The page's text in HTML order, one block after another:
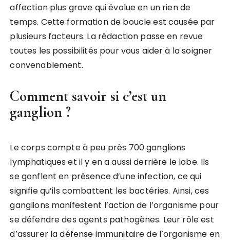
affection plus grave qui évolue en un rien de
temps. Cette formation de boucle est causée par
plusieurs facteurs. La rédaction passe en revue
toutes les possibilités pour vous aider à la soigner
convenablement.
Comment savoir si c’est un
ganglion ?
Le corps compte à peu près 700 ganglions
lymphatiques et il y en a aussi derrière le lobe. Ils
se gonflent en présence d’une infection, ce qui
signifie qu’ils combattent les bactéries. Ainsi, ces
ganglions manifestent l’action de l’organisme pour
se défendre des agents pathogènes. Leur rôle est
d’assurer la défense immunitaire de l’organisme en